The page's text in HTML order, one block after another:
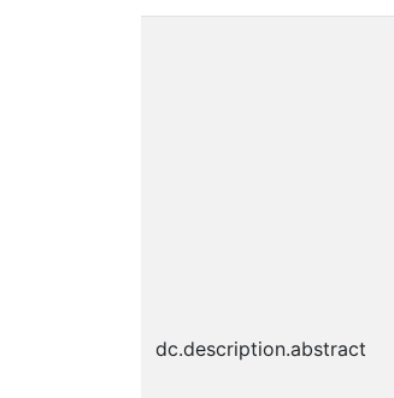
dc.description.abstract